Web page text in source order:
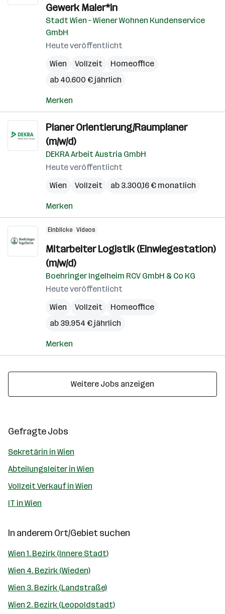
Gewerk Maler*in
Stadt Wien – Wiener Wohnen Kundenservice
GmbH
Heute veröffentlicht
Wien
Vollzeit
Homeoffice
ab 40.600 € jährlich
Merken
Planer Orientierung/Raumplaner
(m/w/d)
DEKRA Arbeit Austria GmbH
Heute veröffentlicht
Wien
Vollzeit ab 3.300,16 € monatlich
Merken
Einblicke Videos
Mitarbeiter Logistik (Einwiegestation)
(m/w/d)
Boehringer Ingelheim RCV GmbH & Co KG
Heute veröffentlicht
Wien
Vollzeit
Homeoffice
ab 39.954 € jährlich
Merken
Weitere Jobs anzeigen
Gefragte Jobs
Sekretärin in Wien
Abteilungsleiter in Wien
Vollzeit Verkauf in Wien
IT in Wien
In anderem Ort/Gebiet suchen
Wien 1. Bezirk (Innere Stadt)
Wien 4. Bezirk (Wieden)
Wien 3. Bezirk (Landstraße)
Wien 2. Bezirk (Leopoldstadt)